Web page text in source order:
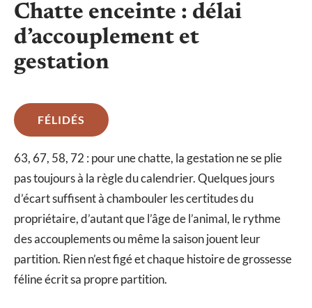
Chatte enceinte : délai
d’accouplement et
gestation
FÉLIDÉS
63, 67, 58, 72 : pour une chatte, la gestation ne se plie
pas toujours à la règle du calendrier. Quelques jours
d’écart suffisent à chambouler les certitudes du
propriétaire, d’autant que l’âge de l’animal, le rythme
des accouplements ou même la saison jouent leur
partition. Rien n’est figé et chaque histoire de grossesse
féline écrit sa propre partition.